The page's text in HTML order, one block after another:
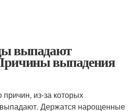
выпадают
выпадения
из-за которых
Держатся нарощенные